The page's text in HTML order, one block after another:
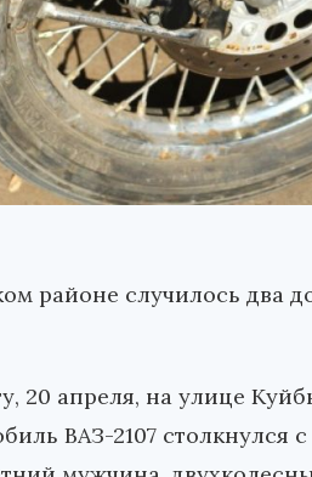
районе случилось два
20 апреля, на улице
ВАЗ-2107 столкнулся